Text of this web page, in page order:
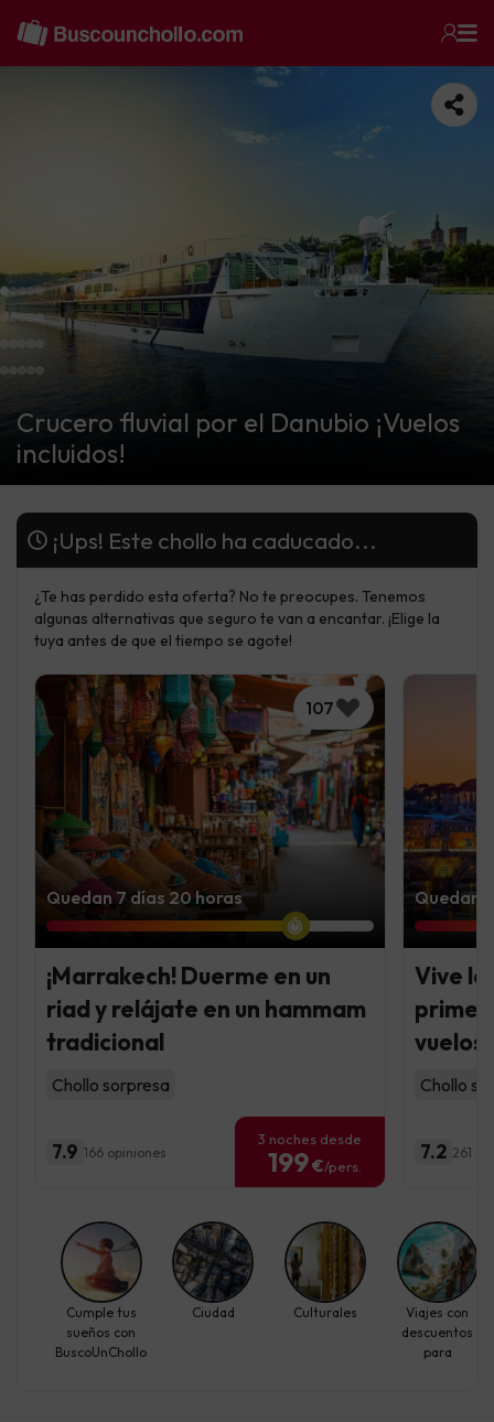
Crucero fluvial por el Danubio ¡Vuelos
incluidos!
¡Ups! Este chollo ha caducado...
¿Te has perdido esta oferta? No te preocupes. Tenemos
algunas alternativas que seguro te van a encantar. ¡Elige la
tuya antes de que el tiempo se agote!
107
Quedan 7 días 20 horas
¡Marrakech! Duerme en un
riad y relájate en un hammam
tradicional
Chollo sorpresa
7.9 166 opiniones
3 noches desde
199€/pers.
Quedan
Vive
vuelos
Chollo
7.2 261
Cumple tus
sueños con
BuscoUnChollo
Ciudad Culturales
Viajes con
descuentos
para